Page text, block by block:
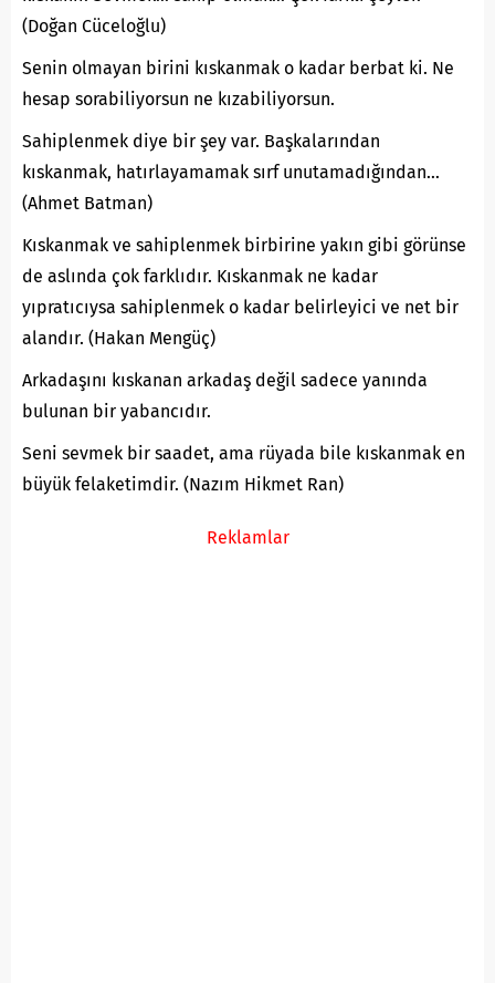
(Doğan Cüceloğlu)
Senin olmayan birini kıskanmak o kadar berbat ki. Ne
hesap sorabiliyorsun ne kızabiliyorsun.
Sahiplenmek diye bir şey var. Başkalarından
kıskanmak, hatırlayamamak sırf unutamadığından…
(Ahmet Batman)
Kıskanmak ve sahiplenmek birbirine yakın gibi görünse
de aslında çok farklıdır. Kıskanmak ne kadar
yıpratıcıysa sahiplenmek o kadar belirleyici ve net bir
alandır. (Hakan Mengüç)
Arkadaşını kıskanan arkadaş değil sadece yanında
bulunan bir yabancıdır.
Seni sevmek bir saadet, ama rüyada bile kıskanmak en
büyük felaketimdir. (Nazım Hikmet Ran)
Reklamlar